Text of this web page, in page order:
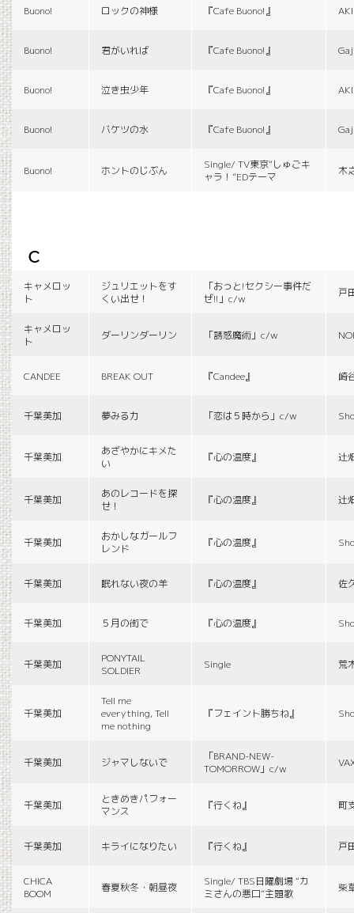
Buono! ロックの神様 『Cafe Buono!』
Buono! 君がいれば 『Cafe Buono!』
Buono! 泣き虫少年 『Cafe Buono!』
Buono! バケツの水 『Cafe Buono!』
Buono! ホントのじぶん
Single/ TV東京“しゅごキ
ャラ！”EDテーマ
木
c
キャメロッ
ト
ジュリエットをす
くい出せ！
「おっと!セクシー事件だ
ぜ!!」c/w
戸
キャメロッ
ト
ダーリンダーリン 「誘惑魔術」c/w
CANDEE BREAK OUT 『Candee』 崎
千葉美加 夢みる力 「恋は５時から」c/w
千葉美加
あざやかにキメた
い
『心の温度』 辻
千葉美加
あのレコードを探
せ！
『心の温度』 辻
千葉美加
おかしなガールフ
レンド
『心の温度』
千葉美加 眠れない夜の羊 『心の温度』 佐
千葉美加 ５月の街で 『心の温度』
千葉美加
PONYTAIL
SOLDIER
Single 荒
千葉美加
Tell me
everything, Tell
me nothing
『フェイント勝ちね』
千葉美加 ジャマしないで
「BRAND-NEW-
TOMORROW」c/w
千葉美加
ときめきパフォー
マンス
『行くね』 町
千葉美加 キライになりたい 『行くね』 戸
CHICA
BOOM
春夏秋冬・朝昼夜
Single/ TBS日曜劇場 “カ
ミさんの悪口”主題歌
柴